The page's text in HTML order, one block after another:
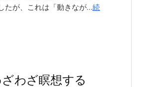
たが、これは「動きなが...続
わざ瞑想する